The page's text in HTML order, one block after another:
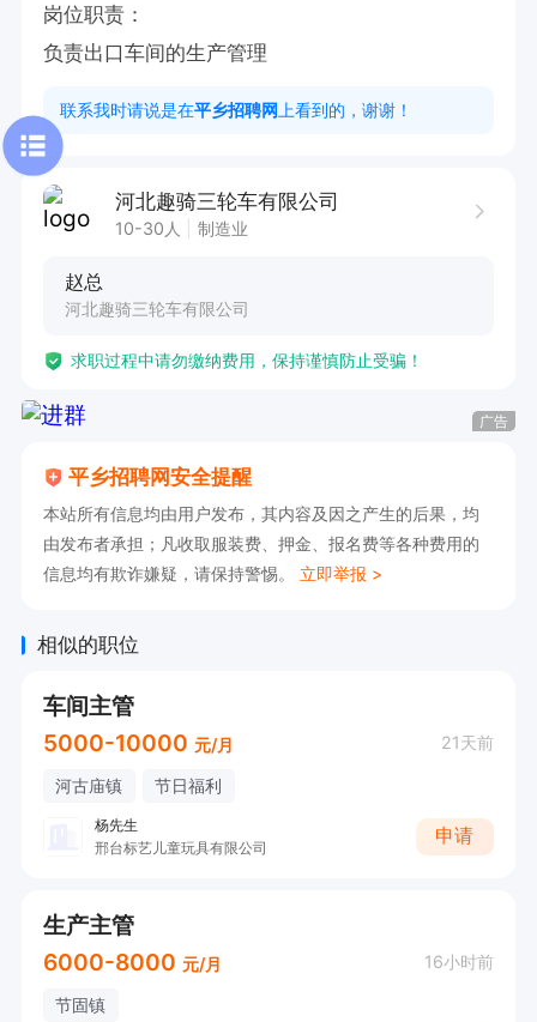
岗位职责：
负责出口车间的生产管理
联系我时请说是在平乡招聘网 上看到的，谢谢！
河北趣骑三轮车有限公司
10-30人 制造业
赵总
河北趣骑三轮车有限公司
求职过程中请勿缴纳费用，保持谨慎防止受骗！
广告
平乡招聘网安全提醒
本站所有信息均由用户发布，其内容及因之产生的后果，均
由发布者承担；凡收取服装费、押金、报名费等各种费用的
信息均有欺诈嫌疑，请保持警惕。 立即举报 >
相似的职位
车间主管
5000-10000 元/月 21天前
河古庙镇 节日福利
杨先生
邢台标艺儿童玩具有限公司
申请
生产主管
6000-8000 元/月 16小时前
节固镇